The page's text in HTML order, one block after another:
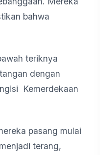
bahwa
teriknya
dengan
Kemerdekaan
pasang mulai
terang,